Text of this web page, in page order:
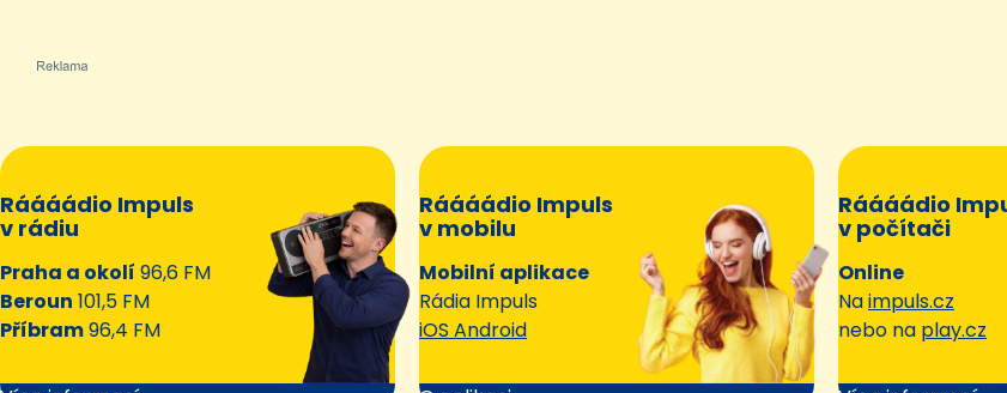
Ráááádio Impuls
v rádiu
Praha a okolí 96,6 FM
Beroun 101,5 FM
Příbram96,4 FM
Ráááádio Impuls
v mobilu
Mobilní aplikace
Rádia Impuls
iOS Android
Ráááádio
v počítači
Online
Naimpuls.cz
nebo na play.cz